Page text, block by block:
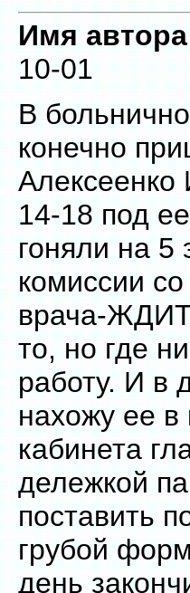
Имя
10-01
В
конечно
Алексеенко
14-18 под
гоняли на 5
комиссии
врача-
то, но где
работу. И в
нахожу ее в
кабинета
дележкой
поставить
грубой
день